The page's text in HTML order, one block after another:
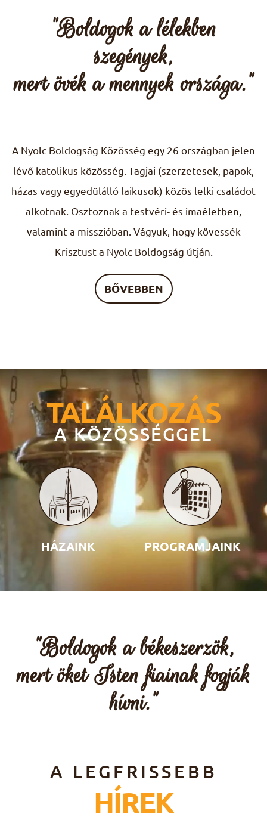
HU
EN
DE
IT
PL
"Boldogok a lélekben
szegények,
mert övék a mennyek országa."
A Nyolc Boldogság Közösség egy 26 országban jelen
lévő katolikus közösség. Tagjai (szerzetesek, papok,
házas vagy egyedülálló laikusok) közös lelki családot
alkotnak. Osztoznak a testvéri- és imaéletben,
valamint a misszióban. Vágyuk, hogy kövessék
Krisztust a Nyolc Boldogság útján.
BŐVEBBEN
TALÁLKOZÁS
A KÖZÖSSÉGGEL
HÁZAINK PROGRAMJAINK
"Boldogok a békeszerzök,
mert öket Isten fiainak fogják
hívni."
A LEGFRISSEBB
HÍREK